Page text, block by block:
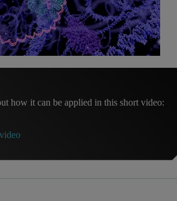
how it can be applied in this short video: